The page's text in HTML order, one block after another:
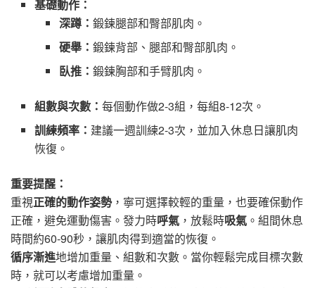
基礎動作：
深蹲： 鍛鍊腿部和臀部肌肉。
硬舉： 鍛鍊背部、腿部和臀部肌肉。
臥推： 鍛鍊胸部和手臂肌肉。
組數與次數：每個動作做2-3組，每組8-12次。
訓練頻率： 建議一週訓練2-3次，並加入休息日讓肌肉
恢復。
重要提醒：
重視正確的動作姿勢，寧可選擇較輕的重量，也要確保動作
正確，避免運動傷害。發力時呼氣 ，放鬆時吸氣 。組間休息
時間約60-90秒，讓肌肉得到適當的恢復。
循序漸進地增加重量、組數和次數。當你輕鬆完成目標次數
時，就可以考慮增加重量。